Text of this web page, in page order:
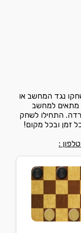
נגד המחשב או
מתאים למחשב
התחילו לשחק
זמן ובכל מקום!
: